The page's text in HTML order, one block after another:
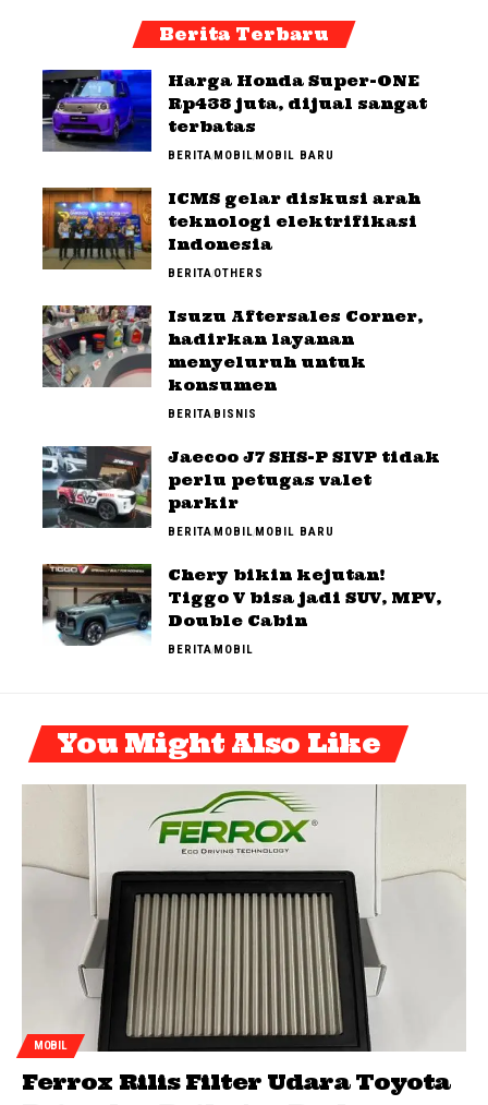
Berita Terbaru
Harga Honda Super-ONE
Rp438 juta, dijual sangat
terbatas
BERITAMOBILMOBIL BARU
ICMS gelar diskusi arah
teknologi elektrifikasi
Indonesia
BERITAOTHERS
Isuzu Aftersales Corner,
hadirkan layanan
menyeluruh untuk
konsumen
BERITABISNIS
Jaecoo J7 SHS-P SIVP tidak
perlu petugas valet
parkir
BERITAMOBILMOBIL BARU
Chery bikin kejutan!
Tiggo V bisa jadi SUV, MPV,
Double Cabin
BERITAMOBIL
You Might Also Like
MOBIL
Ferrox Rilis Filter Udara Toyota